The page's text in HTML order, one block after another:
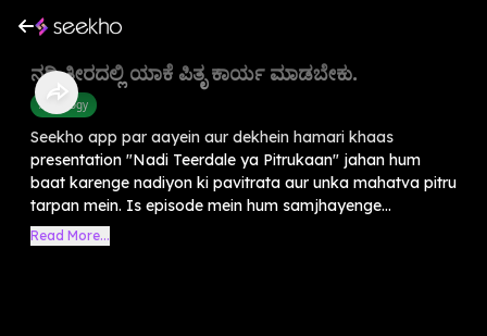
ನದಿ ತೀರದಲ್ಲಿ ಯಾಕೆ ಪಿತೃ ಕಾರ್ಯ ಮಾಡಬೇಕು.
Astrology
Seekho app par aayein aur dekhein hamari khaas
presentation "Nadi Teerdale ya Pitrukaan" jahan hum
baat karenge nadiyon ki pavitrata aur unka mahatva pitru
tarpan mein. Is episode mein hum samjhayenge...
Read More...